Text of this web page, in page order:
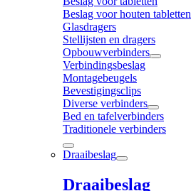
Beslag voor houten tabletten
Glasdragers
Stellijsten en dragers
Opbouwverbinders
Verbindingsbeslag
Montagebeugels
Bevestigingsclips
Diverse verbinders
Bed en tafelverbinders
Traditionele verbinders
Draaibeslag
Draaibeslag